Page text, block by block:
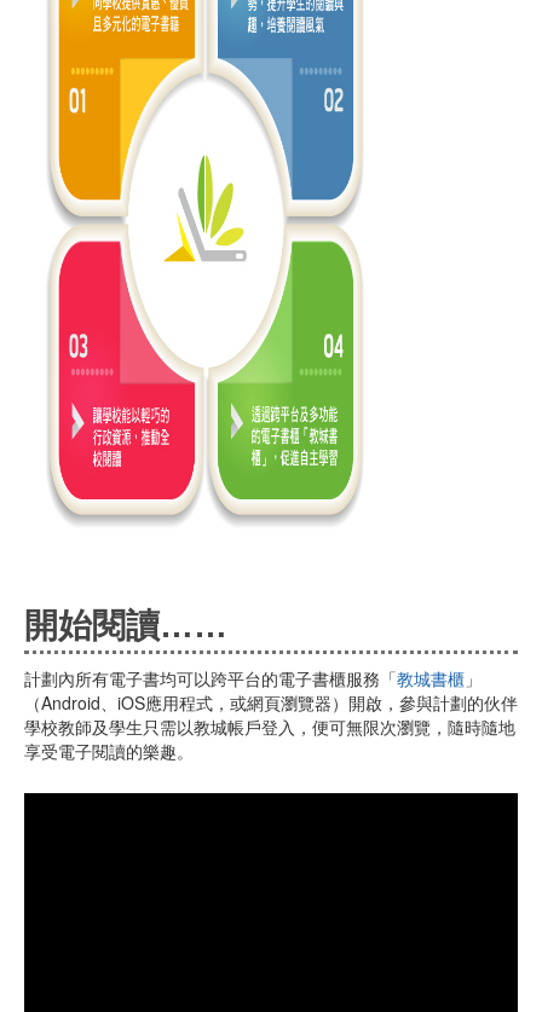
開始閱讀……
計劃內所有電子書均可以跨平台的電子書櫃服務「教城書櫃 」
（Android、iOS應用程式，或網頁瀏覽器）開啟，參與計劃的伙伴
學校教師及學生只需以教城帳戶登入，便可無限次瀏覽，隨時隨地
享受電子閱讀的樂趣。